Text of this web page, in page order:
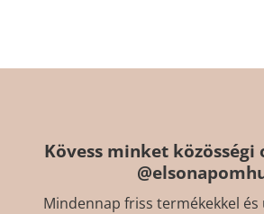
Kövess minket
Mindennap friss termékekkel és